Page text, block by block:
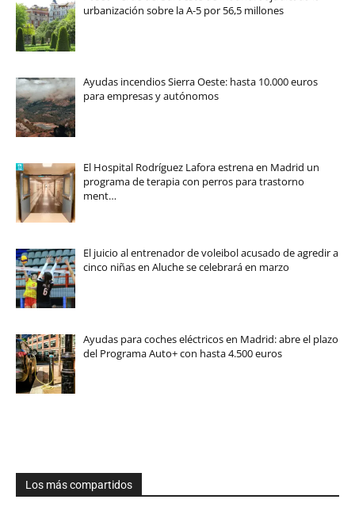
urbanización sobre la A-5 por 56,5 millones
Ayudas incendios Sierra Oeste: hasta 10.000 euros
para empresas y autónomos
El Hospital Rodríguez Lafora estrena en Madrid un
programa de terapia con perros para trastorno
ment…
El juicio al entrenador de voleibol acusado de agredir a
cinco niñas en Aluche se celebrará en marzo
Ayudas para coches eléctricos en Madrid: abre el plazo
del Programa Auto+ con hasta 4.500 euros
Los más compartidos